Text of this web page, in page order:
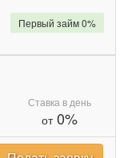
Ставка в день
от0%
Первый займ 0%